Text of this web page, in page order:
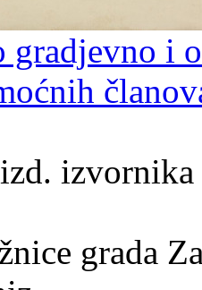
gradjevno i
grada